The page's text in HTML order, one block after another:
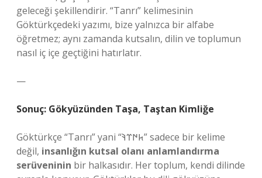
geleceği şekillendirir. “Tanrı” kelimesinin
Göktürkçedeki yazımı, bize yalnızca bir alfabe
öğretmez; aynı zamanda kutsalın, dilin ve toplumun
nasıl iç içe geçtiğini hatırlatır.
—
Sonuç: Gökyüzünden Taşa, Taştan Kimliğe
Göktürkçe “Tanrı” yani “𐱅𐰇𐰼𐰚” sadece bir kelime
değil, insanlığın kutsal olanı anlamlandırma
serüveninin bir halkasıdır. Her toplum, kendi dilinde